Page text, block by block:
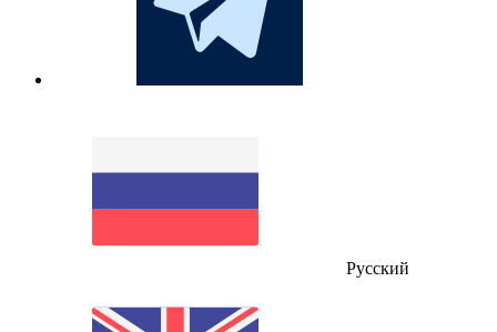
Русский